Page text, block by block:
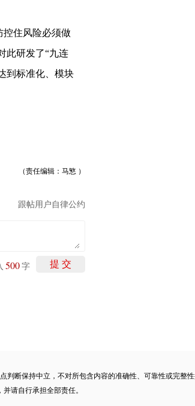
住风险必须做
此研发了“九连
到标准化、模块
（责任编辑：马慜 ）
跟帖用户自律公约
提 交
500 字
判断保持中立，不对所包含内容的准确性、可靠性或完整
并请自行承担全部责任。